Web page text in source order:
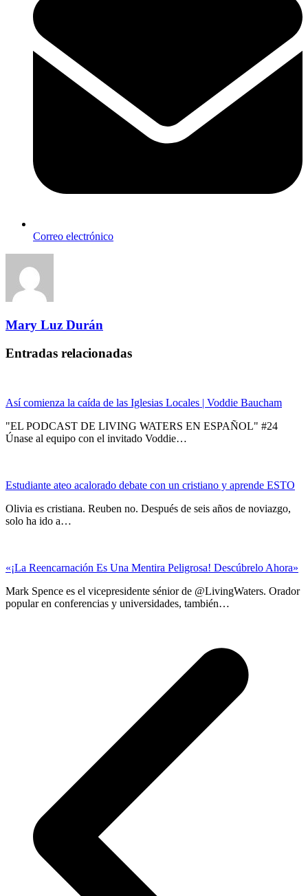
Correo electrónico
Mary Luz Durán
Entradas relacionadas
Así comienza la caída de las Iglesias Locales | Voddie Baucham
"EL PODCAST DE LIVING WATERS EN ESPAÑOL" #24
Únase al equipo con el invitado Voddie…
Estudiante ateo acalorado debate con un cristiano y aprende ESTO
Olivia es cristiana. Reuben no. Después de seis años de noviazgo,
solo ha ido a…
«¡La Reencarnación Es Una Mentira Peligrosa! Descúbrelo Ahora»
Mark Spence es el vicepresidente sénior de @LivingWaters. Orador
popular en conferencias y universidades, también…